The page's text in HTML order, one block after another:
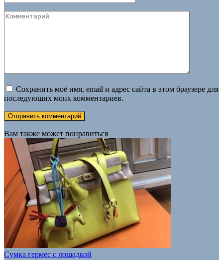
Комментарий
Сохранить моё имя, email и адрес сайта в этом браузере для
последующих моих комментариев.
Вам также может понравиться
Сумка гермес с лошадкой